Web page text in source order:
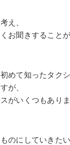
え、
お聞きすることが
めて知ったタク
が、
がいくつもありま
のにしていきたい